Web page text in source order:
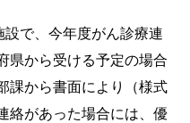
設で、今年度がん診療連
県から受ける予定の場合
課から書面により（様式
絡があった場合には、優